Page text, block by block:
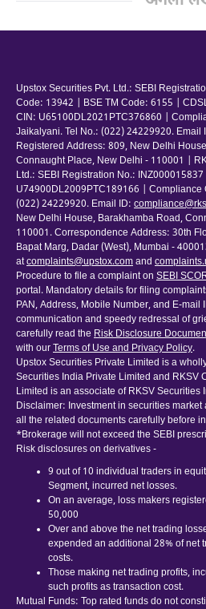
Upstox Securities Pvt. Ltd.: SEBI
Code: 13942 | BSE TM Code: 6155 |
CIN: U65100DL2021PTC376860 |
Jaikalyani. Tel No.: (022) 24229920. Email
Registered Address: 809, New Delhi
Connaught Place, New Delhi - 110001 |
Ltd.: SEBI Registration No.:
U74900DL2009PTC189166 | Compliance
(022) 24229920. Email ID:
New Delhi House, Barakhamba Road,
110001. Correspondence Address: 30th
Bapat Marg, Dadar (West), Mumbai -
atcomplaints@upstox.comand
Procedure to file a complaint on SEBI
portal. Mandatory details for filing
PAN, Address, Mobile Number, and E-mail
communication and speedy redressal of
carefully read the Risk Disclosure
with ourTerms of Use and Privacy Policy.
Upstox Securities Private Limited is a
Securities India Private Limited and RKSV
Limited is an associate of RKSV Securities
Disclaimer: Investment in securities
all the related documents carefully before
*Brokerage will not exceed the SEBI
Risk disclosures on derivatives -
9 out of 10 individual traders in
Segment, incurred net losses.
On an average, loss makers
50,000
Over and above the net trading
expended an additional 28% of net
costs.
Those making net trading profits,
such profits as transaction cost.
Mutual Funds: Top rated funds do not